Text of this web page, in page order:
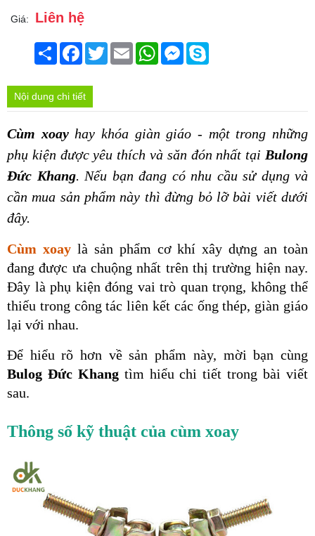
Giá: Liên hệ
Chia
sẻ
Facebook
TwitterEmail WhatsAppMessenger
Nội dung chi tiết
Cùm xoay hay khóa giàn giáo - một trong những
phụ kiện được yêu thích và săn đón nhất tại Bulong
Đức Khang. Nếu bạn đang có nhu cầu sử dụng và
cần mua sản phẩm này thì đừng bỏ lỡ bài viết dưới
đây.
Cùm xoay là sản phẩm cơ khí xây dựng an toàn
đang được ưa chuộng nhất trên thị trường hiện nay.
Đây là phụ kiện đóng vai trò quan trọng, không thể
thiếu trong công tác liên kết các ống thép, giàn giáo
lại với nhau.
Bulog Đức Khang tìm hiểu chi tiết trong bài viết
sau.
Thông số kỹ thuật của cùm xoay